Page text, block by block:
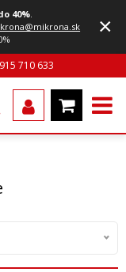
40%.
×
710 633